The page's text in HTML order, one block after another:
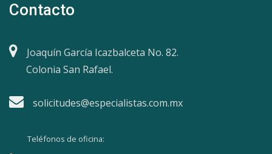
Contacto
Joaquín García Icazbalceta No. 82.
Colonia San Rafael.
solicitudes@especialistas.com.mx
Teléfonos de oficina: